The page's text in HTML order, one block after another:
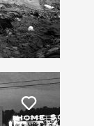
Liker